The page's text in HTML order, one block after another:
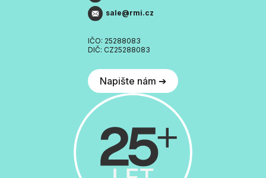
sale@rmi.cz
IČO: 25288083
DIČ: CZ25288083
Napište nám ➔